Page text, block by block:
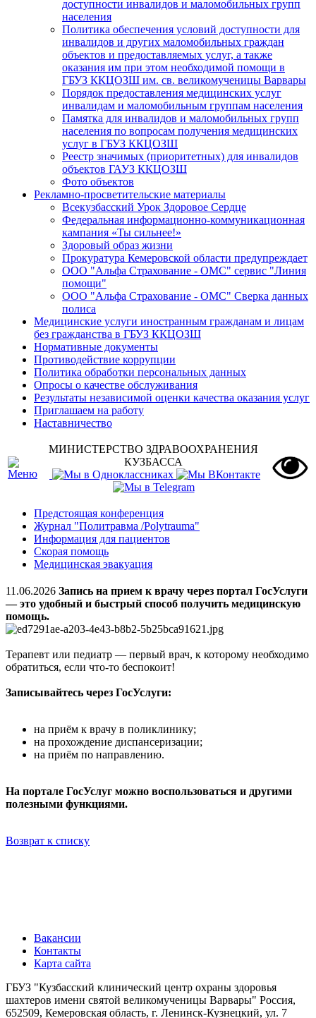
доступности инвалидов и маломобильных групп
населения
Политика обеспечения условий доступности для
инвалидов и других маломобильных граждан
объектов и предоставляемых услуг, а также
оказания им при этом необходимой помощи в
ГБУЗ ККЦОЗШ им. св. великомученицы Варвары
Порядок предоставления медицинских услуг
инвалидам и маломобильным группам населения
Памятка для инвалидов и маломобильных групп
населения по вопросам получения медицинских
услуг в ГБУЗ ККЦОЗШ
Реестр значимых (приоритетных) для инвалидов
объектов ГАУЗ ККЦОЗШ
Фото объектов
Рекламно-просветительские материалы
Всекузбасский Урок Здоровое Сердце
Федеральная информационно-коммуникационная
кампания «Ты сильнее!»
Здоровый образ жизни
Прокуратура Кемеровской области предупреждает
ООО "Альфа Страхование - ОМС" сервис "Линия
помощи"
ООО "Альфа Страхование - ОМС" Сверка данных
полиса
Медицинские услуги иностранным гражданам и лицам
без гражданства в ГБУЗ ККЦОЗШ
Нормативные документы
Противодействие коррупции
Политика обработки персональных данных
Опросы о качестве обслуживания
Результаты независимой оценки качества оказания услуг
Приглашаем на работу
Наставничество
МИНИСТЕРСТВО ЗДРАВООХРАНЕНИЯ
КУЗБАССА
Предстоящая конференция
Журнал "Политравма /Polytrauma"
Информация для пациентов
Скорая помощь
Медицинская эвакуация
11.06.2026 Запись на прием к врачу через портал ГосУслуги
— это удобный и быстрый способ получить медицинскую
помощь.
Терапевт или педиатр — первый врач, к которому необходимо
обратиться, если что-то беспокоит!
Записывайтесь через ГосУслуги:
на приём к врачу в поликлинику;
на прохождение диспансеризации;
на приём по направлению.
На портале ГосУслуг можно воспользоваться и другими
полезными функциями.
Возврат к списку
Вакансии
Контакты
Карта сайта
ГБУЗ "Кузбасский клинический центр охраны здоровья
шахтеров имени святой великомученицы Варвары" Россия,
652509, Кемеровская область, г. Ленинск-Кузнецкий, ул. 7